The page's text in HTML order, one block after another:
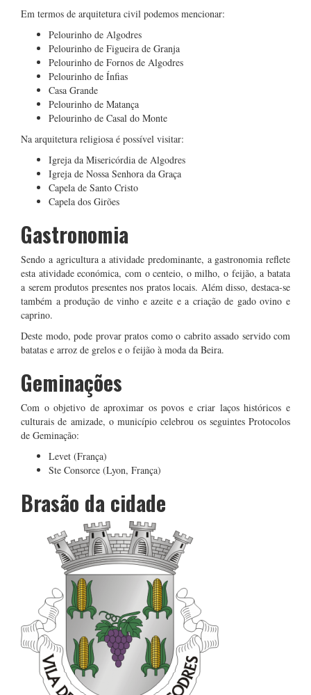
Em termos de arquitetura civil podemos mencionar:
Pelourinho de Algodres
Pelourinho de Figueira de Granja
Pelourinho de Fornos de Algodres
Pelourinho de Ínfias
Casa Grande
Pelourinho de Matança
Pelourinho de Casal do Monte
Na arquitetura religiosa é possível visitar:
Igreja da Misericórdia de Algodres
Igreja de Nossa Senhora da Graça
Capela de Santo Cristo
Capela dos Girões
Gastronomia
Sendo a agricultura a atividade predominante, a gastronomia reflete
esta atividade económica, com o centeio, o milho, o feijão, a batata
a serem produtos presentes nos pratos locais. Além disso, destaca-se
também a produção de vinho e azeite e a criação de gado ovino e
caprino.
Deste modo, pode provar pratos como o cabrito assado servido com
batatas e arroz de grelos e o feijão à moda da Beira.
Geminações
Com o objetivo de aproximar os povos e criar laços históricos e
culturais de amizade, o município celebrou os seguintes Protocolos
de Geminação:
Levet (França)
Ste Consorce (Lyon, França)
Brasão da cidade